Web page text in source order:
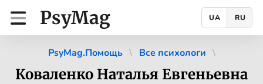
PsyMag UA RU
PsyMag.Помощь Все психологи
Коваленко Наталья Евгеньевна